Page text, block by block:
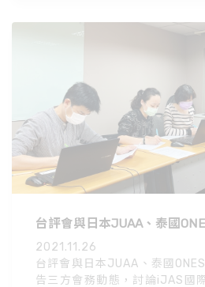
台評會與日本JUAA、泰國
2021.11.26
台評會與日本JUAA、泰國
告三方會務動態，討論iJAS國